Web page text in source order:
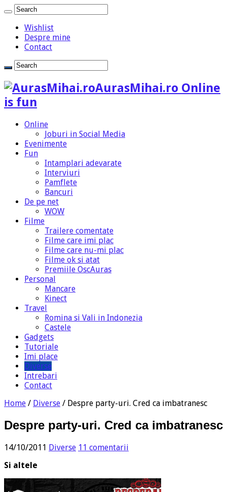
Wishlist
Despre mine
Contact
AurasMihai.ro Online
is fun
Online
Joburi in Social Media
Evenimente
Fun
Intamplari adevarate
Interviuri
Pamflete
Bancuri
De pe net
WOW
Filme
Trailere comentate
Filme care imi plac
Filme care nu-mi plac
Filme ok si atat
Premiile OscAuras
Personal
Mancare
Kinect
Travel
Romina si Vali in Indonezia
Castele
Gadgets
Tutoriale
Imi place
Diverse
Intrebari
Contact
Home / Diverse / Despre party-uri. Cred ca imbatranesc
Despre party-uri. Cred ca imbatranesc
14/10/2011 Diverse 11 comentarii
Si altele